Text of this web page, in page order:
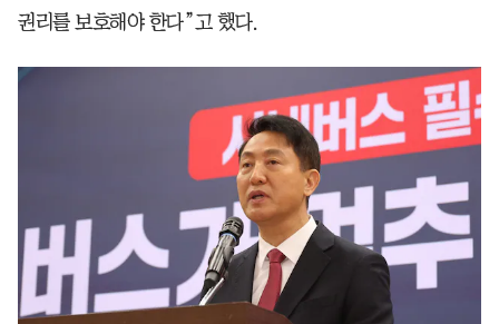
권리를 보호해야 한다”고 했다.